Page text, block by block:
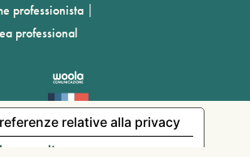
professionista |
professional
raccolta
relative alla privacy